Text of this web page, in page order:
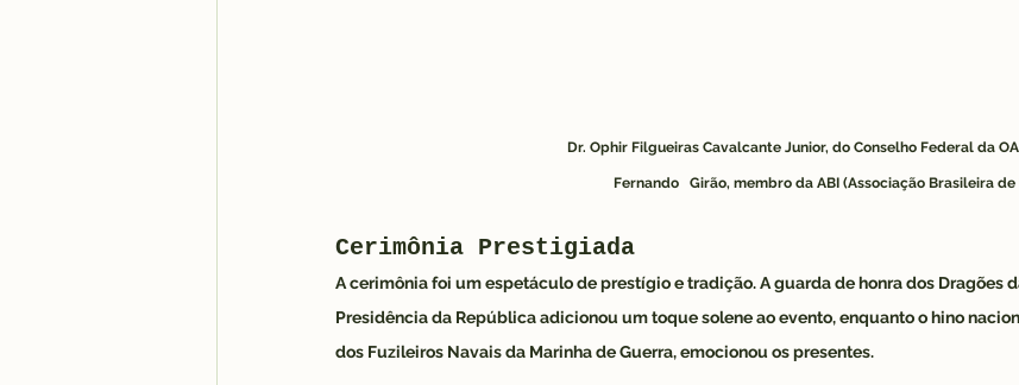
Dr. Ophir Filgueiras Cavalcante Junior, do Conselho Federal da
Fernando   Girão, membro da ABI (Associação
Cerimônia Prestigiada
A cerimônia foi um espetáculo de prestígio e tradição. A guarda de honra dos Dragões
Presidência da República adicionou um toque solene ao evento, enquanto o hino
dos Fuzileiros Navais da Marinha de Guerra, emocionou os presentes.